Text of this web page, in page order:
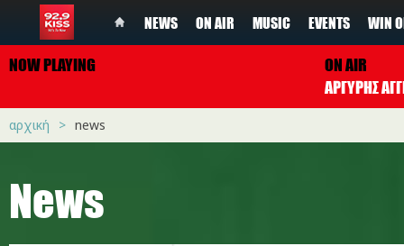
NEWS ON AIR MUSIC EVENTS WIN
NOW PLAYING
ON AIR
ΑΡΓΥΡΗΣ
αρχική news
News